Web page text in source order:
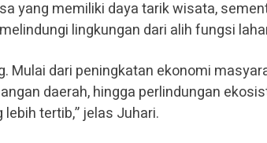
yang memiliki daya tarik wisata,
lingkungan dari alih fungsi
Mulai dari peningkatan ekonomi
daerah, hingga perlindungan
tertib,” jelas Juhari.